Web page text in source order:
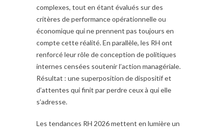
complexes, tout en étant évalués sur des
critères de performance opérationnelle ou
économique qui ne prennent pas toujours en
compte cette réalité. En parallèle, les RH ont
renforcé leur rôle de conception de politiques
internes censées soutenir l’action managériale.
Résultat : une superposition de dispositif et
d’attentes qui finit par perdre ceux à qui elle
s’adresse.
Les tendances RH 2026 mettent en lumière un